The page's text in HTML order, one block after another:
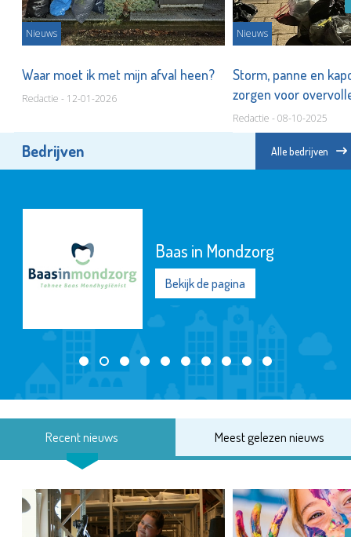
Nieuws
Waar moet ik met mijn afval heen?
Redactie - 12-01-2026
Nieuws
Storm, panne en
zorgen voor
Redactie - 08-10-2025
Bedrijven Alle bedrijven
Baas in Mondzorg
Bekijk de pagina
Recent nieuws Meest gelezen nieuws